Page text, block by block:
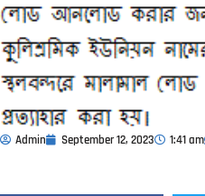
Admin September 12, 2023 1:41 am